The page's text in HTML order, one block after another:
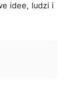
idee, ludzi i